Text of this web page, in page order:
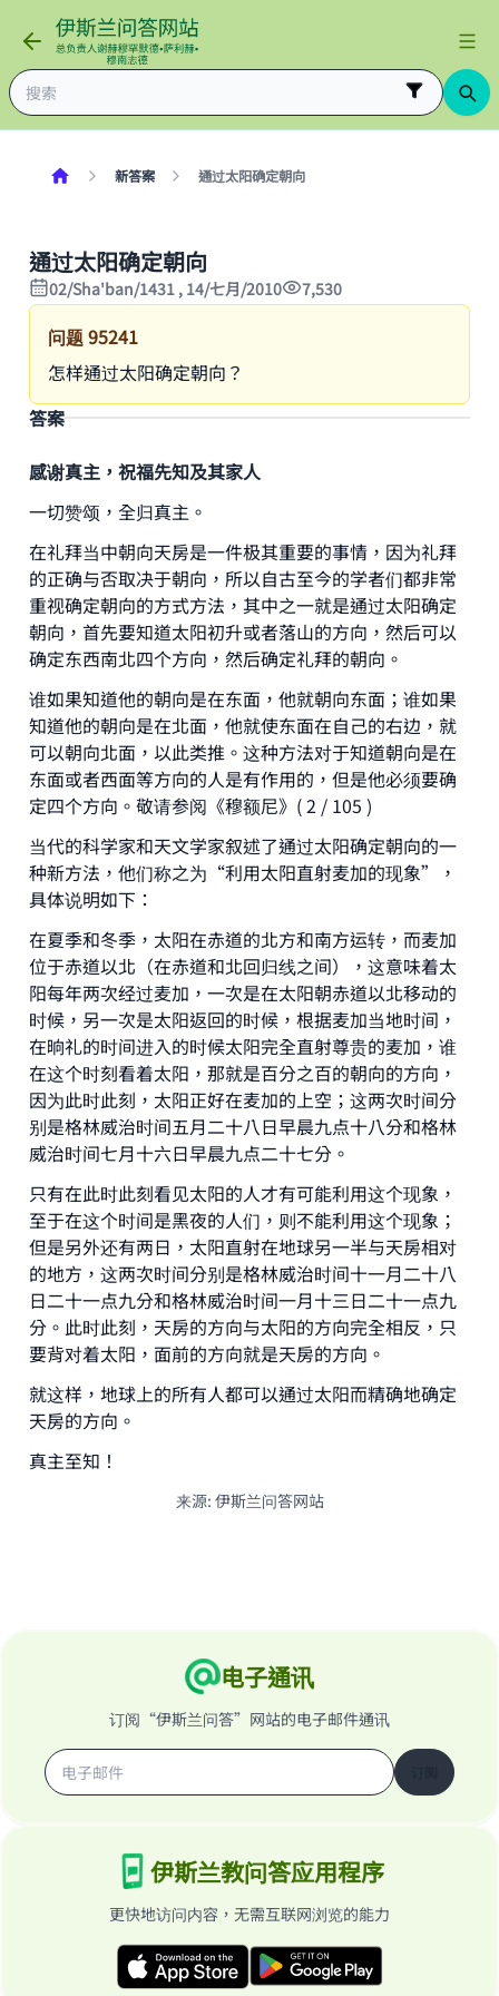
新答案 通过太阳确定朝向
通过太阳确定朝向
02/Sha'ban/1431 , 14/七月/2010 7,530
问题95241
怎样通过太阳确定朝向？
答案
感谢真主，祝福先知及其家人
一切赞颂，全归真主。
在礼拜当中朝向天房是一件极其重要的事情，因为礼拜
的正确与否取决于朝向，所以自古至今的学者们都非常
重视确定朝向的方式方法，其中之一就是通过太阳确定
朝向，首先要知道太阳初升或者落山的方向，然后可以
确定东西南北四个方向，然后确定礼拜的朝向。
谁如果知道他的朝向是在东面，他就朝向东面；谁如果
知道他的朝向是在北面，他就使东面在自己的右边，就
可以朝向北面，以此类推。这种方法对于知道朝向是在
东面或者西面等方向的人是有作用的，但是他必须要确
定四个方向。敬请参阅《穆额尼》( 2 / 105 )
当代的科学家和天文学家叙述了通过太阳确定朝向的一
种新方法，他们称之为“利用太阳直射麦加的现象”，
具体说明如下：
在夏季和冬季，太阳在赤道的北方和南方运转，而麦加
位于赤道以北（在赤道和北回归线之间），这意味着太
阳每年两次经过麦加，一次是在太阳朝赤道以北移动的
时候，另一次是太阳返回的时候，根据麦加当地时间，
在晌礼的时间进入的时候太阳完全直射尊贵的麦加，谁
在这个时刻看着太阳，那就是百分之百的朝向的方向，
因为此时此刻，太阳正好在麦加的上空；这两次时间分
别是格林威治时间五月二十八日早晨九点十八分和格林
威治时间七月十六日早晨九点二十七分。
只有在此时此刻看见太阳的人才有可能利用这个现象，
至于在这个时间是黑夜的人们，则不能利用这个现象；
但是另外还有两日，太阳直射在地球另一半与天房相对
的地方，这两次时间分别是格林威治时间十一月二十八
日二十一点九分和格林威治时间一月十三日二十一点九
分。此时此刻，天房的方向与太阳的方向完全相反，只
要背对着太阳，面前的方向就是天房的方向。
就这样，地球上的所有人都可以通过太阳而精确地确定
天房的方向。
真主至知！
来源: 伊斯兰问答网站
电子通讯
订阅“伊斯兰问答”网站的电子邮件通讯
伊斯兰教问答应用程序
更快地访问内容，无需互联网浏览的能力
Make an impact on millions of lives
with your contribution today
Your support is crucial for our mission.
The Prophet (ﷺ) said:
"A person who leads others to doing what is
good will earn the same reward as those who
do it."
(MUSLIM, 1893)
Support IslamQA